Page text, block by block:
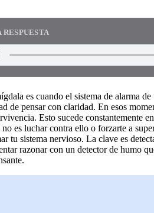
RESPUESTA
es cuando el sistema de alarma
de pensar con claridad. En esos
Esto sucede constantemente
es luchar contra ello o forzarte a
tu sistema nervioso. La clave es
razonar con un detector de humo